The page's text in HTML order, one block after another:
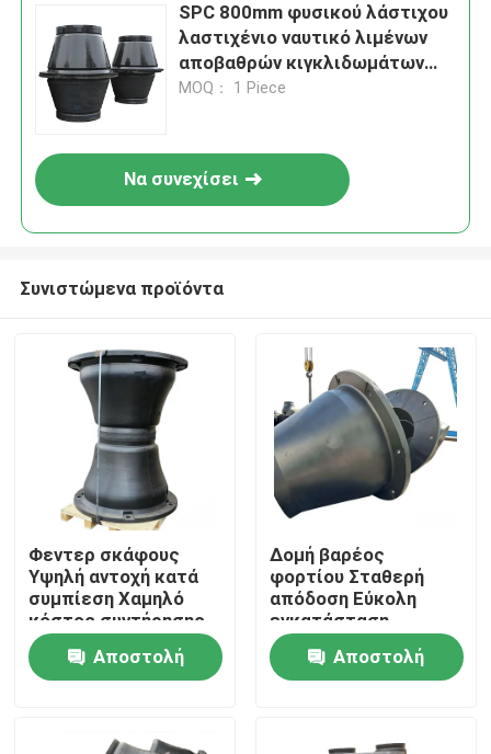
Σπίτι
Προϊόντα
SPC 800mm φυσικού λάστιχου
λαστιχένιο ναυτικό λιμένων
αποβαθρών κιγκλιδωμάτων
κώνων
MOQ： 1 Piece
Να συνεχίσει
Συνιστώμενα προϊόντα
Φεντερ σκάφους
Υψηλή αντοχή κατά
συμπίεση Χαμηλό
κόστος συντήρησης
Αξιόπιστη ποιότητα
Αποστολή
Δομή βαρέος
φορτίου Σταθερή
απόδοση Εύκολη
εγκατάσταση
Αποστολή